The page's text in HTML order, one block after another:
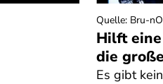
Hilft
die
Es gibt
Quelle: Bru-